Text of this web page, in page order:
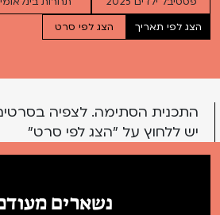
הצג לפי תאריך
הצג לפי סרט
התכנית הסתימה. לצפיה
יש ללחוץ על "הצג לפי סרט"
נשארים